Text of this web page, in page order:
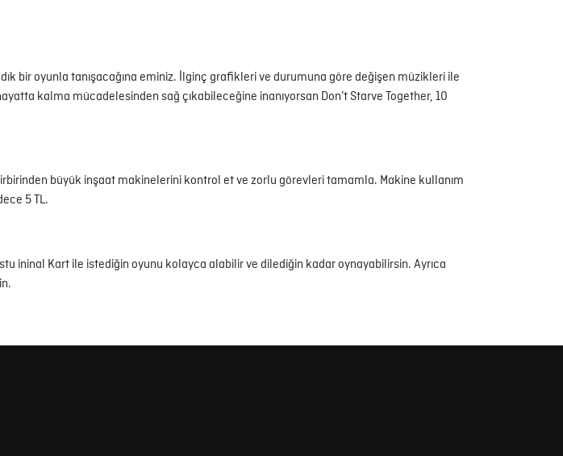
bir oyunla tanışacağına eminiz. İlginç grafikleri ve durumuna göre değişen müzikleri ile
kalma mücadelesinden sağ çıkabileceğine inanıyorsan Don’t Starve Together, 10
büyük inşaat makinelerini kontrol et ve zorlu görevleri tamamla. Makine kullanım
5 TL.
ininal Kart ile istediğin oyunu kolayca alabilir ve dilediğin kadar oynayabilirsin. Ayrıca